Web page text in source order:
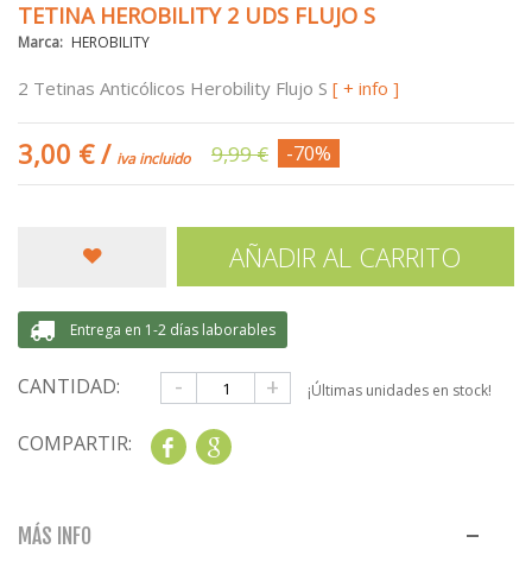
TETINA HEROBILITY 2 UDS FLUJO S
Marca: HEROBILITY
2 Tetinas Anticólicos Herobility Flujo S [ + info ]
3,00 €/ iva incluido 9,99 € -70%
AÑADIR AL CARRITO
Entrega en 1-2 días laborables
CANTIDAD: - + ¡Últimas unidades en stock!
COMPARTIR: Share
MÁS INFO